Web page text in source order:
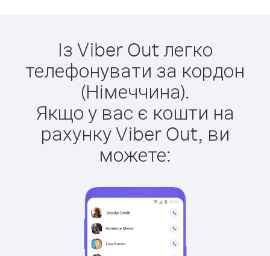
Із Viber Out легко
телефонувати за кордон
(Німеччина).
Якщо у вас є кошти на
рахунку Viber Out, ви
можете: